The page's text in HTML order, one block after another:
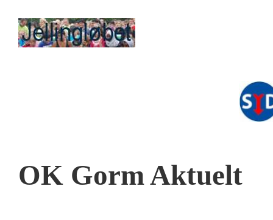
OK Gorm Aktuelt